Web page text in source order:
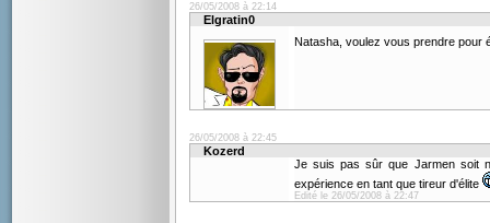
26/05/2008 à 22:14
Elgratin0
Natasha, voulez vous prendre pour
26/05/2008 à 22:45
Kozerd
Je suis pas sûr que Jarmen soit
expérience en tant que tireur d'élite
Edité le 26/05/2008 à 22:47